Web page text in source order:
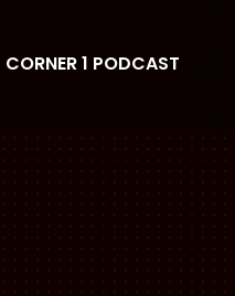
CORNER 1 PODCAST